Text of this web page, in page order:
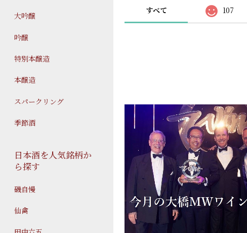
大吟醸
吟醸
特別本醸造
本醸造
スパークリング
季節酒
日本酒を人気銘柄か
ら探す
磯自慢
仙禽
すべて 107